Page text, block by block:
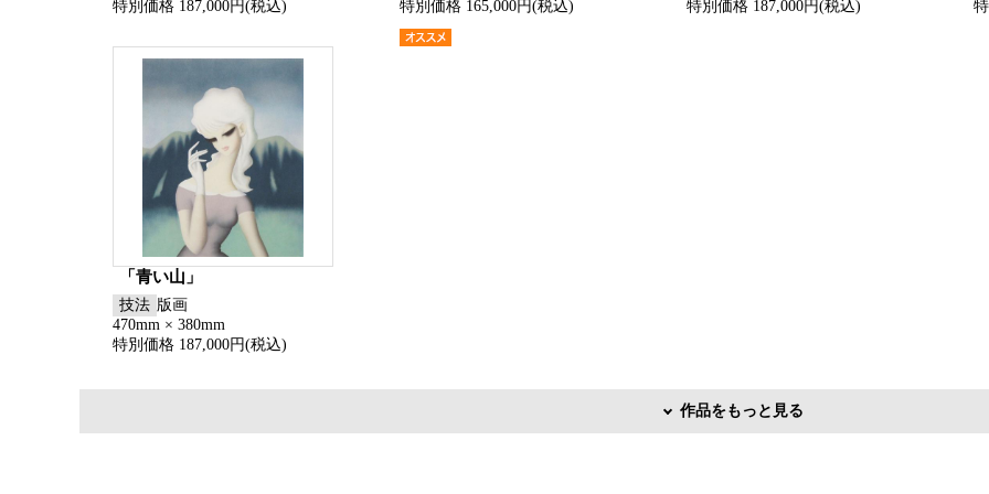
特別価格 187,000円(税込)
特別価格 165,000円(税込)
特別価格 187,000円(税込)
「青い山」
技法 版画
470mm × 380mm
特別価格 187,000円(税込)
作品をもっと見る